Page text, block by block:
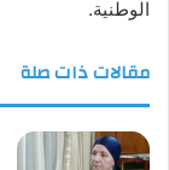
الوطنية.
مقالات ذات صلة